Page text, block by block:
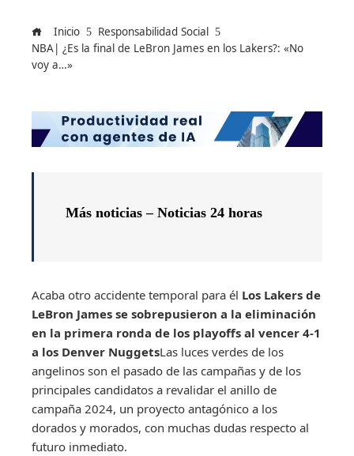
Inicio
Responsabilidad Social
NBA| ¿Es la final de LeBron James en los Lakers?: «No
voy a…»
Más noticias – Noticias 24 horas
Acaba otro accidente temporal para él Los Lakers de
LeBron James se sobrepusieron a la eliminación
en la primera ronda de los playoffs al vencer 4-1
a los Denver NuggetsLas luces verdes de los
angelinos son el pasado de las campañas y de los
principales candidatos a revalidar el anillo de
campaña 2024, un proyecto antagónico a los
dorados y morados, con muchas dudas respecto al
futuro inmediato.